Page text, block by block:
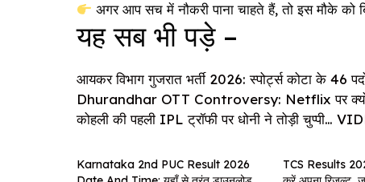
अगर आप सच में नौकरी पाना चाहते हैं, तो इस मौके को
यह सब भी पड़े –
आयकर विभाग गुजरात भर्ती 2026: स्पोर्ट्स कोटा के 46
Dhurandhar OTT Controversy: Netflix पर क्यों
कोहली की पहली IPL ट्रॉफी पर धोनी ने तोड़ी चुप्पी…
Karnataka 2nd PUC Result 2026
TCS Results